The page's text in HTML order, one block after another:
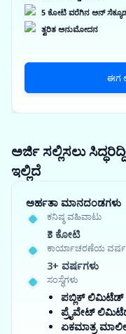
5 ಕೋಟಿ ವರೆಗಿನ ಅನ್
ತ್ವರಿತ ಅನುಮೋದನ
ಈಗ
ಅರ್ಜಿ ಸಲ್ಲಿಸಲು
ಇಲ್ಲಿದೆ
ಅರ್ಹತಾ ಮಾನದಂಡಗಳು
ಕನಿಷ್ಠ ವಹಿವಾಟು
₹3 ಕೋಟಿ
ಕಾರ್ಯಾಚರಣೆಯ
3+ ವರ್ಷಗಳು
ಸಂಸ್ಥೆಗಳು
ಪಬ್ಲಿಕ್ ಲಿಮಿಟೆಡ್
ಪ್ರೈವೇಟ್
ಏಕಮಾತ್ರ